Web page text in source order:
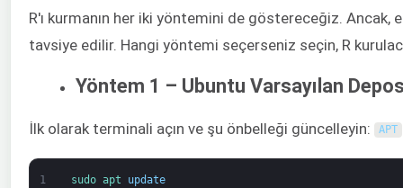
R'ı kurmanın her iki yöntemini de göstereceğiz. Ancak,
tavsiye edilir. Hangi yöntemi seçerseniz seçin, R
Yöntem 1 – Ubuntu Varsayılan
İlk olarak terminali açın ve şu önbelleği güncelleyin: APT
1 sudo apt update